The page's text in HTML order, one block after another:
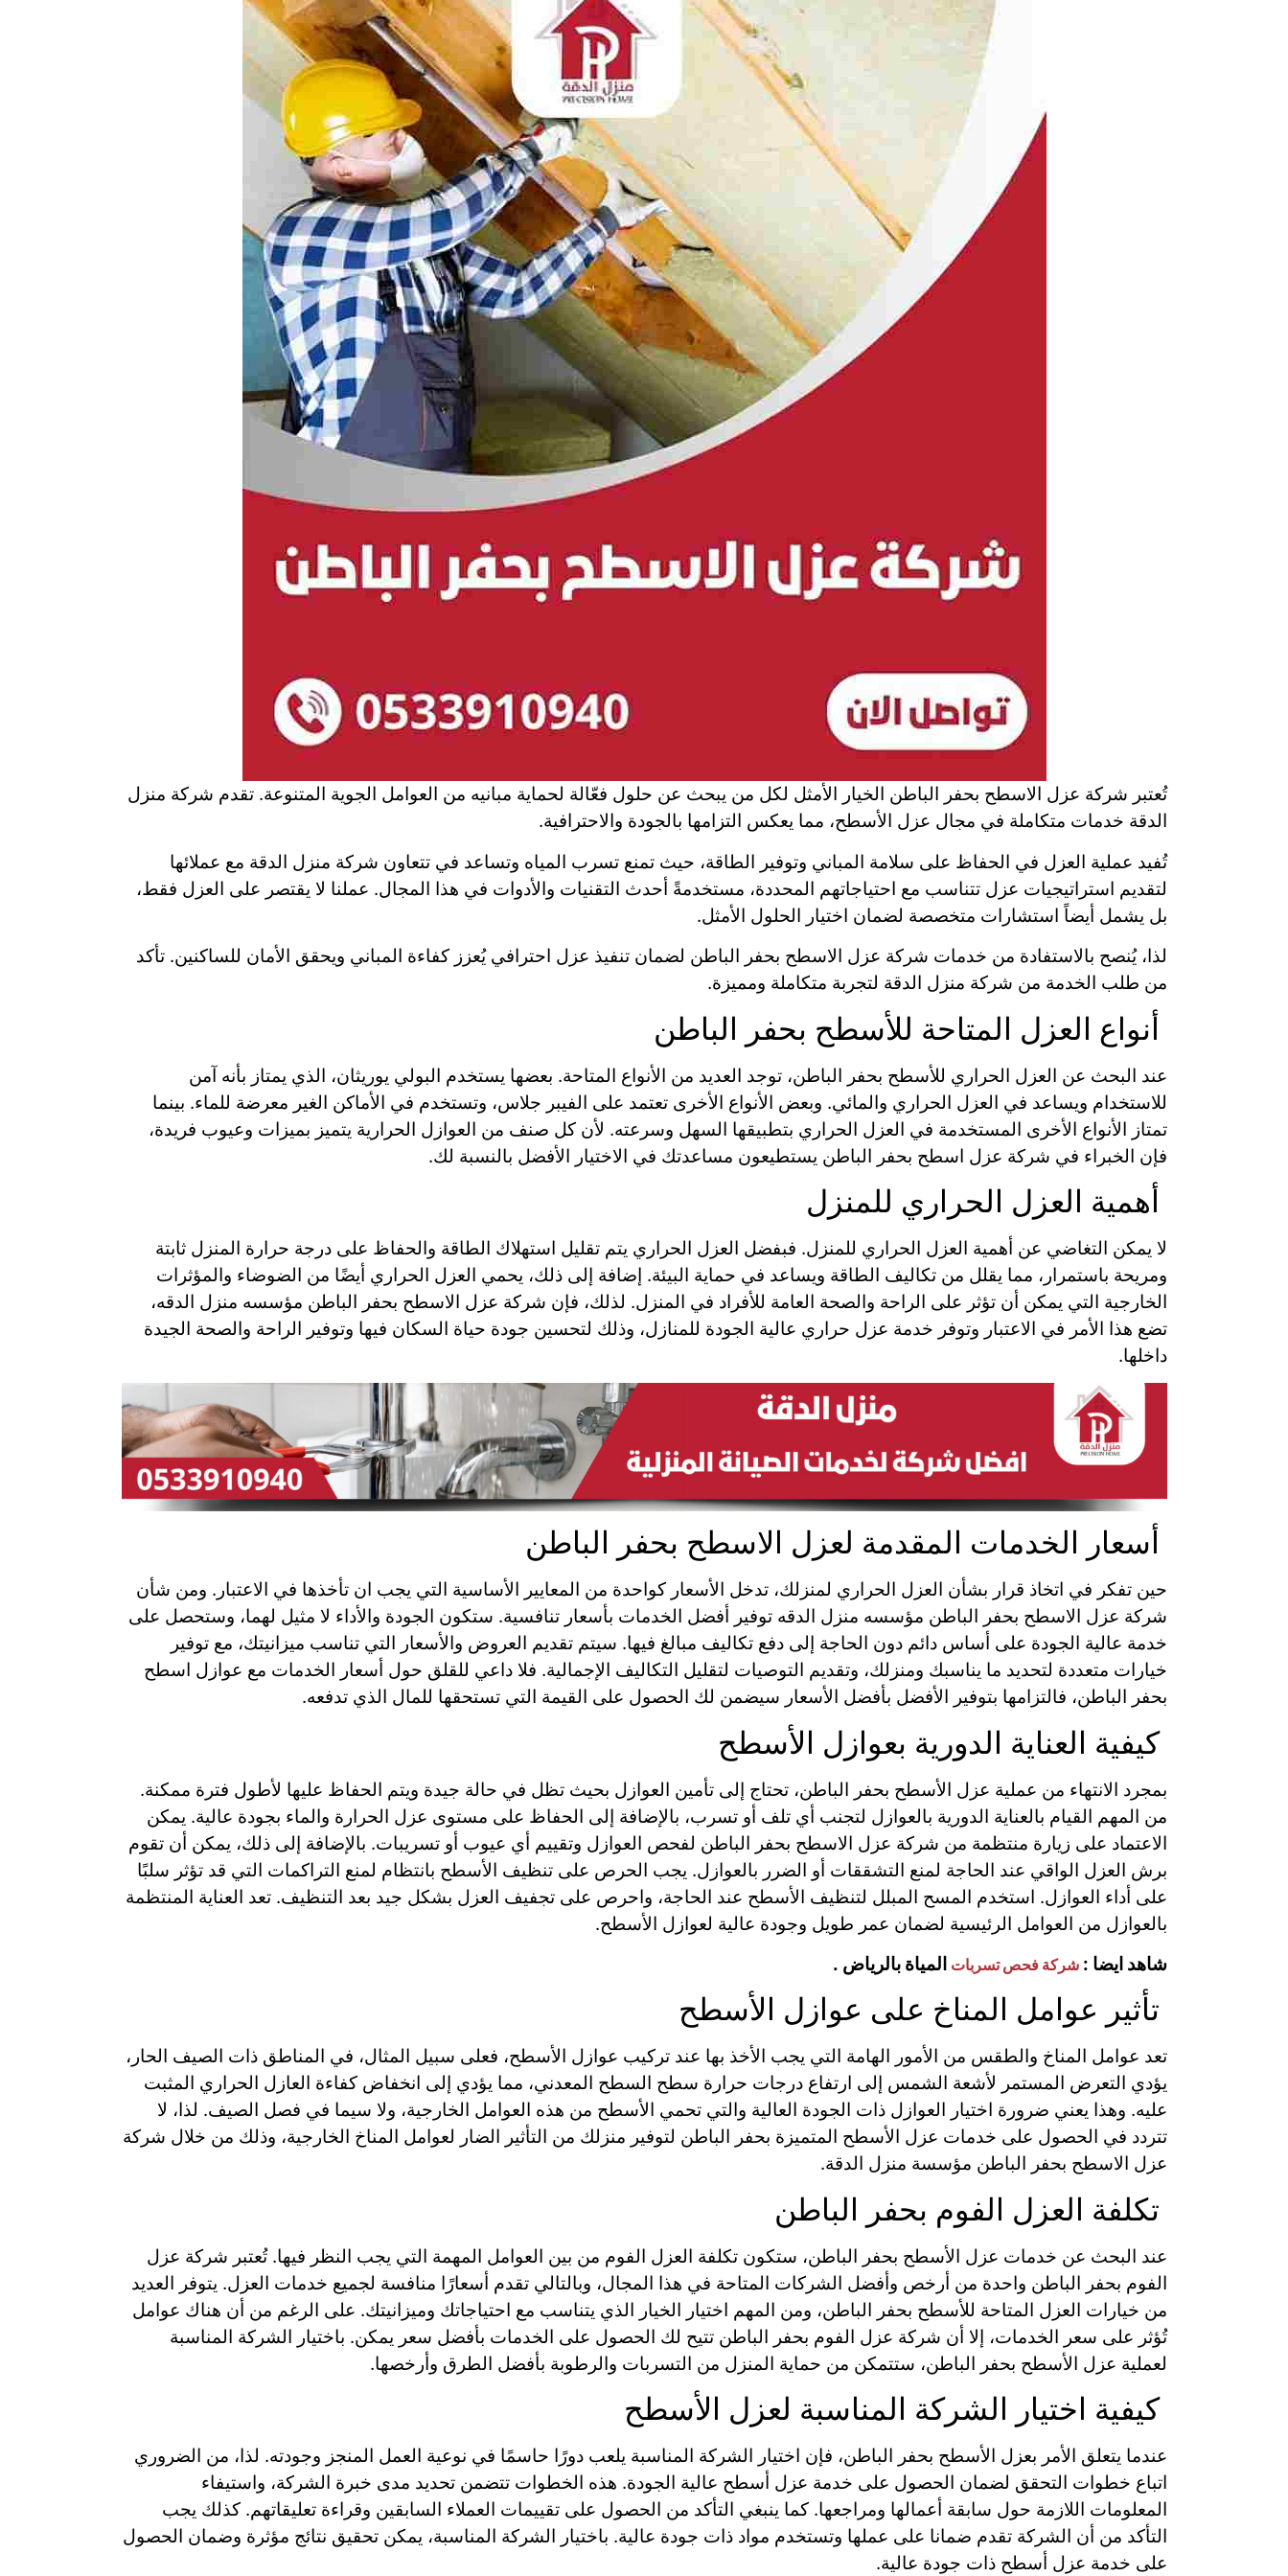
تُعتبر شركة عزل الاسطح بحفر الباطن الخيار الأمثل لكل من يبحث عن حلول فعّالة لحماية مبانيه من العوامل الجوية المتنوعة. تقدم شركة منزل
الدقة خدمات متكاملة في مجال عزل الأسطح، مما يعكس التزامها بالجودة والاحترافية.
تُفيد عملية العزل في الحفاظ على سلامة المباني وتوفير الطاقة، حيث تمنع تسرب المياه وتساعد في تتعاون شركة منزل الدقة مع عملائها
لتقديم استراتيجيات عزل تتناسب مع احتياجاتهم المحددة، مستخدمةً أحدث التقنيات والأدوات في هذا المجال. عملنا لا يقتصر على العزل فقط،
بل يشمل أيضاً استشارات متخصصة لضمان اختيار الحلول الأمثل.
لذا، يُنصح بالاستفادة من خدمات شركة عزل الاسطح بحفر الباطن لضمان تنفيذ عزل احترافي يُعزز كفاءة المباني ويحقق الأمان للساكنين. تأكد
من طلب الخدمة من شركة منزل الدقة لتجربة متكاملة ومميزة.
أنواع العزل المتاحة للأسطح بحفر الباطن
عند البحث عن العزل الحراري للأسطح بحفر الباطن، توجد العديد من الأنواع المتاحة. بعضها يستخدم البولي يوريثان، الذي يمتاز بأنه آمن
للاستخدام ويساعد في العزل الحراري والمائي. وبعض الأنواع الأخرى تعتمد على الفيبر جلاس، وتستخدم في الأماكن الغير معرضة للماء. بينما
تمتاز الأنواع الأخرى المستخدمة في العزل الحراري بتطبيقها السهل وسرعته. لأن كل صنف من العوازل الحرارية يتميز بميزات وعيوب فريدة،
فإن الخبراء في شركة عزل اسطح بحفر الباطن يستطيعون مساعدتك في الاختيار الأفضل بالنسبة لك.
أهمية العزل الحراري للمنزل
لا يمكن التغاضي عن أهمية العزل الحراري للمنزل. فبفضل العزل الحراري يتم تقليل استهلاك الطاقة والحفاظ على درجة حرارة المنزل ثابتة
ومريحة باستمرار، مما يقلل من تكاليف الطاقة ويساعد في حماية البيئة. إضافة إلى ذلك، يحمي العزل الحراري أيضًا من الضوضاء والمؤثرات
الخارجية التي يمكن أن تؤثر على الراحة والصحة العامة للأفراد في المنزل. لذلك، فإن شركة عزل الاسطح بحفر الباطن مؤسسه منزل الدقه،
تضع هذا الأمر في الاعتبار وتوفر خدمة عزل حراري عالية الجودة للمنازل، وذلك لتحسين جودة حياة السكان فيها وتوفير الراحة والصحة الجيدة
داخلها.
أسعار الخدمات المقدمة لعزل الاسطح بحفر الباطن
حين تفكر في اتخاذ قرار بشأن العزل الحراري لمنزلك، تدخل الأسعار كواحدة من المعايير الأساسية التي يجب ان تأخذها في الاعتبار. ومن شأن
شركة عزل الاسطح بحفر الباطن مؤسسه منزل الدقه توفير أفضل الخدمات بأسعار تنافسية. ستكون الجودة والأداء لا مثيل لهما، وستحصل على
خدمة عالية الجودة على أساس دائم دون الحاجة إلى دفع تكاليف مبالغ فيها. سيتم تقديم العروض والأسعار التي تناسب ميزانيتك، مع توفير
خيارات متعددة لتحديد ما يناسبك ومنزلك، وتقديم التوصيات لتقليل التكاليف الإجمالية. فلا داعي للقلق حول أسعار الخدمات مع عوازل اسطح
بحفر الباطن، فالتزامها بتوفير الأفضل بأفضل الأسعار سيضمن لك الحصول على القيمة التي تستحقها للمال الذي تدفعه.
كيفية العناية الدورية بعوازل الأسطح
بمجرد الانتهاء من عملية عزل الأسطح بحفر الباطن، تحتاج إلى تأمين العوازل بحيث تظل في حالة جيدة ويتم الحفاظ عليها لأطول فترة ممكنة.
من المهم القيام بالعناية الدورية بالعوازل لتجنب أي تلف أو تسرب، بالإضافة إلى الحفاظ على مستوى عزل الحرارة والماء بجودة عالية. يمكن
الاعتماد على زيارة منتظمة من شركة عزل الاسطح بحفر الباطن لفحص العوازل وتقييم أي عيوب أو تسريبات. بالإضافة إلى ذلك، يمكن أن تقوم
برش العزل الواقي عند الحاجة لمنع التشققات أو الضرر بالعوازل. يجب الحرص على تنظيف الأسطح بانتظام لمنع التراكمات التي قد تؤثر سلبًا
على أداء العوازل. استخدم المسح المبلل لتنظيف الأسطح عند الحاجة، واحرص على تجفيف العزل بشكل جيد بعد التنظيف. تعد العناية المنتظمة
بالعوازل من العوامل الرئيسية لضمان عمر طويل وجودة عالية لعوازل الأسطح.
شاهد ايضا :شركة فحص تسربات المياة بالرياض .
تأثير عوامل المناخ على عوازل الأسطح
تعد عوامل المناخ والطقس من الأمور الهامة التي يجب الأخذ بها عند تركيب عوازل الأسطح، فعلى سبيل المثال، في المناطق ذات الصيف الحار،
يؤدي التعرض المستمر لأشعة الشمس إلى ارتفاع درجات حرارة سطح السطح المعدني، مما يؤدي إلى انخفاض كفاءة العازل الحراري المثبت
عليه. وهذا يعني ضرورة اختيار العوازل ذات الجودة العالية والتي تحمي الأسطح من هذه العوامل الخارجية، ولا سيما في فصل الصيف. لذا، لا
تتردد في الحصول على خدمات عزل الأسطح المتميزة بحفر الباطن لتوفير منزلك من التأثير الضار لعوامل المناخ الخارجية، وذلك من خلال شركة
عزل الاسطح بحفر الباطن مؤسسة منزل الدقة.
تكلفة العزل الفوم بحفر الباطن
عند البحث عن خدمات عزل الأسطح بحفر الباطن، ستكون تكلفة العزل الفوم من بين العوامل المهمة التي يجب النظر فيها. تُعتبر شركة عزل
الفوم بحفر الباطن واحدة من أرخص وأفضل الشركات المتاحة في هذا المجال، وبالتالي تقدم أسعارًا منافسة لجميع خدمات العزل. يتوفر العديد
من خيارات العزل المتاحة للأسطح بحفر الباطن، ومن المهم اختيار الخيار الذي يتناسب مع احتياجاتك وميزانيتك. على الرغم من أن هناك عوامل
تُؤثر على سعر الخدمات، إلا أن شركة عزل الفوم بحفر الباطن تتيح لك الحصول على الخدمات بأفضل سعر يمكن. باختيار الشركة المناسبة
لعملية عزل الأسطح بحفر الباطن، ستتمكن من حماية المنزل من التسربات والرطوبة بأفضل الطرق وأرخصها.
كيفية اختيار الشركة المناسبة لعزل الأسطح
عندما يتعلق الأمر بعزل الأسطح بحفر الباطن، فإن اختيار الشركة المناسبة يلعب دورًا حاسمًا في نوعية العمل المنجز وجودته. لذا، من الضروري
اتباع خطوات التحقق لضمان الحصول على خدمة عزل أسطح عالية الجودة. هذه الخطوات تتضمن تحديد مدى خبرة الشركة، واستيفاء
المعلومات اللازمة حول سابقة أعمالها ومراجعها. كما ينبغي التأكد من الحصول على تقييمات العملاء السابقين وقراءة تعليقاتهم. كذلك يجب
التأكد من أن الشركة تقدم ضمانا على عملها وتستخدم مواد ذات جودة عالية. باختيار الشركة المناسبة، يمكن تحقيق نتائج مؤثرة وضمان الحصول
على خدمة عزل أسطح ذات جودة عالية.